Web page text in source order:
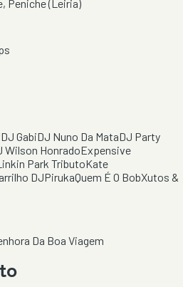
, Peniche(Leiria)
DJ GabiDJ Nuno Da MataDJ Party
Wilson HonradoExpensive
Park TributoKate
DJPirukaQuem É O BobXutos &
Da Boa Viagem